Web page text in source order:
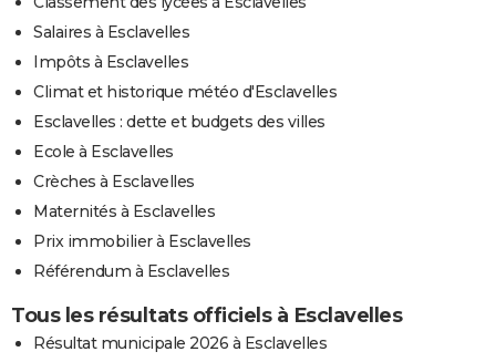
Salaires à Esclavelles
Impôts à Esclavelles
Climat et historique météo d'Esclavelles
Esclavelles : dette et budgets des villes
Ecole à Esclavelles
Crèches à Esclavelles
Maternités à Esclavelles
Prix immobilier à Esclavelles
Référendum à Esclavelles
Tous les résultats officiels à Esclavelles
Résultat municipale 2026 à Esclavelles